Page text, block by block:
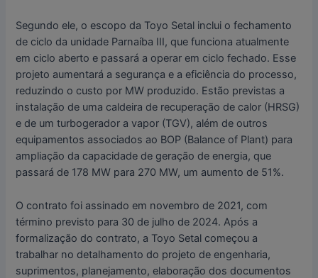
Segundo ele, o escopo da Toyo Setal inclui o fechamento
de ciclo da unidade Parnaíba III, que funciona atualmente
em ciclo aberto e passará a operar em ciclo fechado. Esse
projeto aumentará a segurança e a eficiência do processo,
reduzindo o custo por MW produzido. Estão previstas a
instalação de uma caldeira de recuperação de calor (HRSG)
e de um turbogerador a vapor (TGV), além de outros
equipamentos associados ao BOP (Balance of Plant) para
ampliação da capacidade de geração de energia, que
passará de 178 MW para 270 MW, um aumento de 51%.
O contrato foi assinado em novembro de 2021, com
término previsto para 30 de julho de 2024. Após a
formalização do contrato, a Toyo Setal começou a
trabalhar no detalhamento do projeto de engenharia,
suprimentos, planejamento, elaboração dos documentos